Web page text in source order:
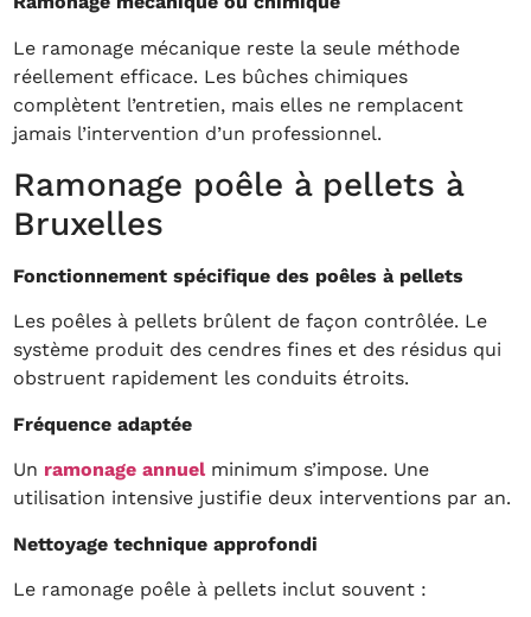
Le ramonage mécanique reste la seule méthode
réellement efficace. Les bûches chimiques
complètent l’entretien, mais elles ne remplacent
jamais l’intervention d’un professionnel.
Ramonage poêle à pellets à
Bruxelles
Fonctionnement spécifique des poêles à pellets
Les poêles à pellets brûlent de façon contrôlée. Le
système produit des cendres fines et des résidus qui
obstruent rapidement les conduits étroits.
Fréquence adaptée
Un ramonage annuelminimum s’impose. Une
utilisation intensive justifie deux interventions par an.
Nettoyage technique approfondi
Le ramonage poêle à pellets inclut souvent :